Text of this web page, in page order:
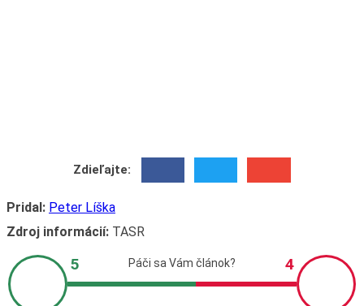
Zdieľajte:
Pridal: Peter Líška
Zdroj informácií:TASR